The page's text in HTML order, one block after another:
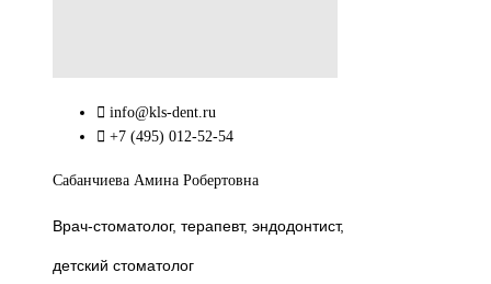
info@kls-dent.ru
+7 (495) 012-52-54
Сабанчиева Амина Робертовна
Врач-стоматолог, терапевт, эндодонтист,
детский стоматолог